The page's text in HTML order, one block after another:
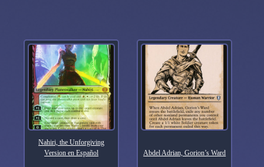
Nahiri, the Unforgiving
Version en Español
Abdel Adrian, Gorion’s Ward